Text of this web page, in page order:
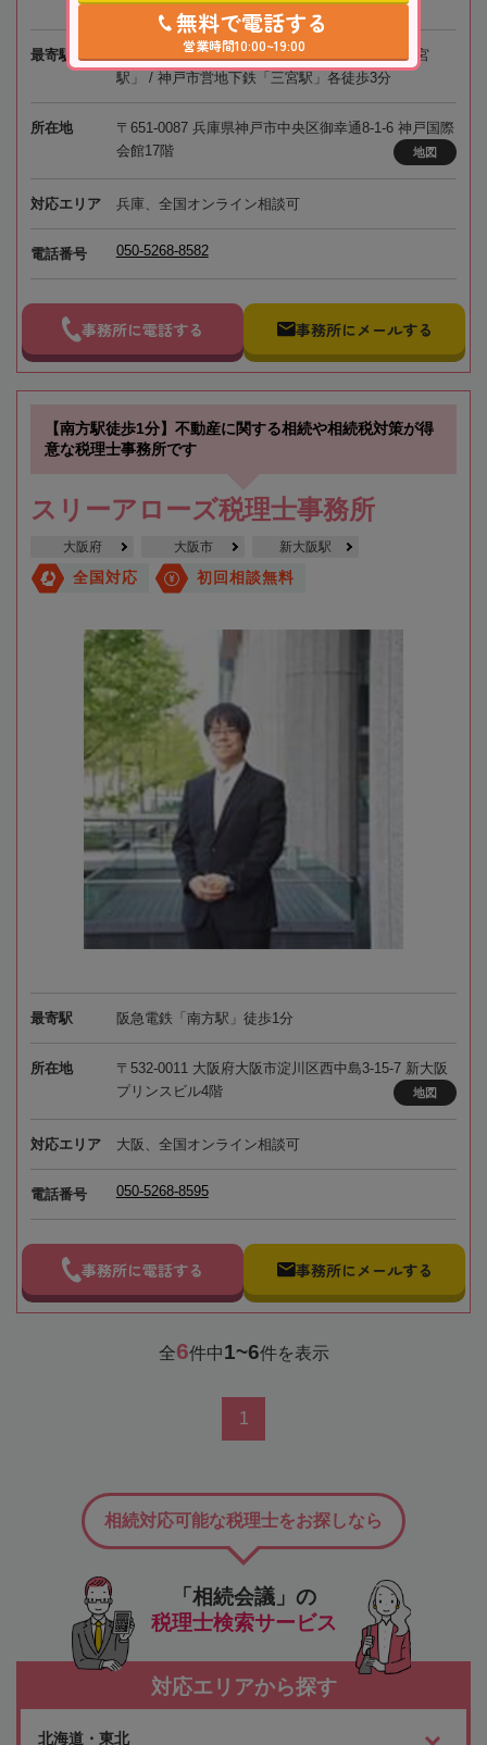
最寄駅
JR「三ノ宮駅」 / 阪急電鉄・阪神電鉄「神戸三宮
駅」 / 神戸市営地下鉄「三宮駅」各徒歩3分
所在地
〒651-0087 兵庫県神戸市中央区御幸通8-1-6 神戸国際
会館17階
地図
対応エリア 兵庫、全国オンライン相談可
電話番号 050-5268-8582
事務所に電話する 事務所にメールする
【南方駅徒歩1分】不動産に関する相続や相続税対策が得
意な税理士事務所です
スリーアローズ税理士事務所
大阪府 大阪市 新大阪駅
全国対応 初回相談無料
最寄駅 阪急電鉄「南方駅」徒歩1分
所在地
〒532-0011 大阪府大阪市淀川区西中島3-15-7 新大阪
プリンスビル4階
地図
対応エリア 大阪、全国オンライン相談可
電話番号 050-5268-8595
事務所に電話する 事務所にメールする
全6件中1~6件を表示
1
「相続会議」の
税理士検索サービス
相続対応可能な税理士をお探しなら
対応エリアから探す
北海道・東北
無料で電話する
営業時間10:00~19:00